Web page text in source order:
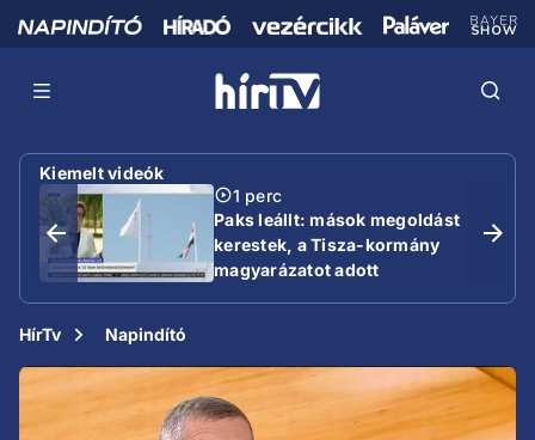
Kiemelt videók
1 perc
Paks leállt: mások megoldást
kerestek, a Tisza-kormány
magyarázatot adott
HírTv Napindító